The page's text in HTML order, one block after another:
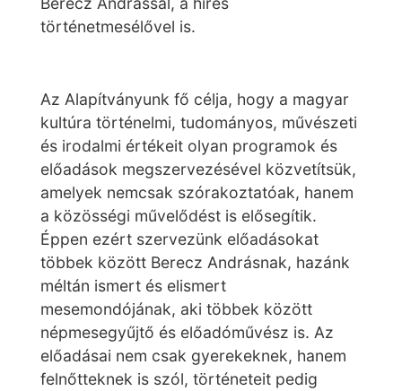
történetmesélővel is.
Az Alapítványunk fő célja, hogy a magyar
kultúra történelmi, tudományos, művészeti
és irodalmi értékeit olyan programok és
előadások megszervezésével közvetítsük,
amelyek nemcsak szórakoztatóak, hanem
a közösségi művelődést is elősegítik.
Éppen ezért szervezünk előadásokat
többek között Berecz Andrásnak, hazánk
méltán ismert és elismert
mesemondójának, aki többek között
népmesegyűjtő és előadóművész is. Az
előadásai nem csak gyerekeknek, hanem
felnőtteknek is szól, történeteit pedig